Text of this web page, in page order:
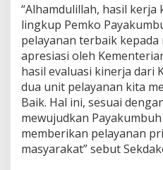
a
B
a
i
k
“Alhamdulillah, hasil kerja
lingkup Pemko
pelayanan terbaik
apresiasi oleh
hasil evaluasi kinerja dari
dua unit pelayanan kita
Baik. Hal ini, sesuai
mewujudkan
memberikan pelayanan
masyarakat” sebut